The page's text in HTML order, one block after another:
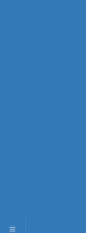
Переключить навигацию